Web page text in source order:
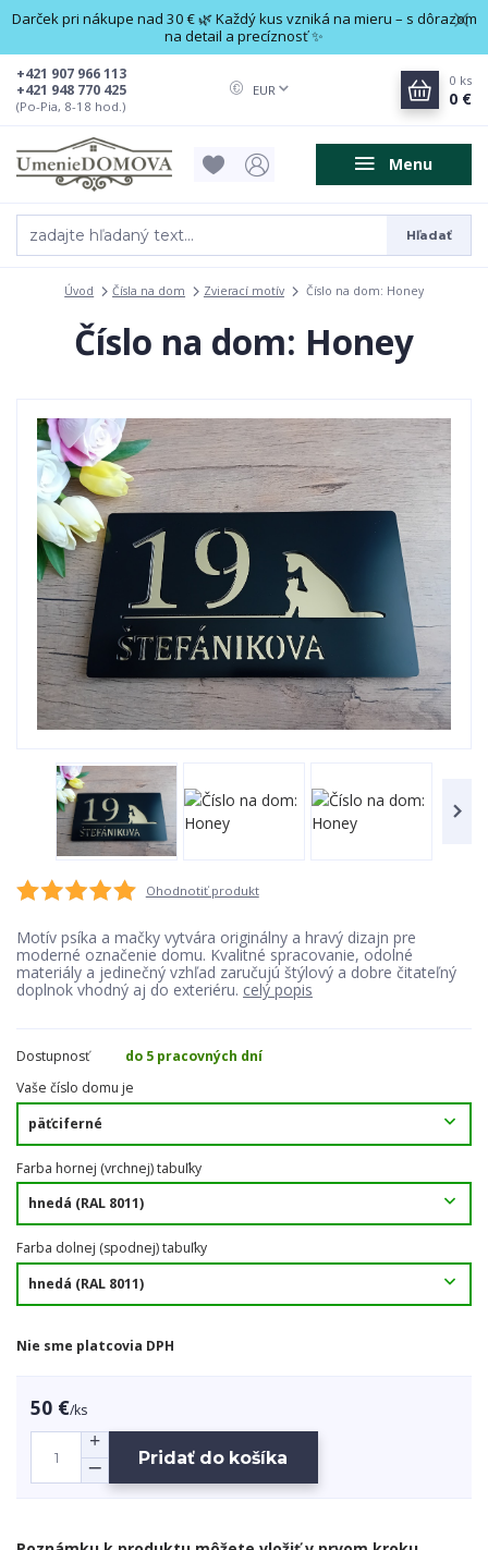
Darček pri nákupe nad 30 € 🌿 Každý kus vzniká na mieru – s dôrazom
na detail a precíznosť ✨
Menu
EUR
Hľadať
+421 948 770 425
+421 907 966 113
(Po-Pia, 8-18 hod.)
0 ks
0 €
Úvod Čísla na dom Zvierací motív Číslo na dom: Honey
Číslo na dom: Honey
Ohodnotiť produkt
Motív psíka a mačky vytvára originálny a hravý dizajn pre
moderné označenie domu. Kvalitné spracovanie, odolné
materiály a jedinečný vzhľad zaručujú štýlový a dobre čitateľný
doplnok vhodný aj do exteriéru. celý popis
Dostupnosť
do 5 pracovných dní
Vaše číslo domu je
Farba hornej (vrchnej) tabuľky
Farba dolnej (spodnej) tabuľky
Nie sme platcovia DPH
50 €/ks
Pridať do košíka